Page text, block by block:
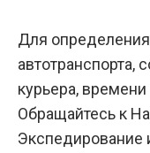
Для
автотранспорта,
курьера,
Обращайтесь к
Экспедирование